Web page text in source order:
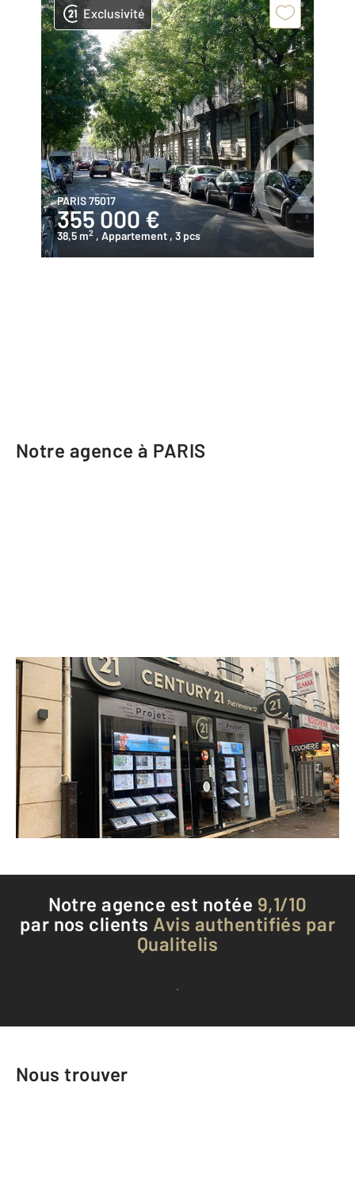
Exclusivité
PARIS 75017
355 000 €
38,5 m2 , Appartement , 3 pcs
Notre agence à PARIS
CENTURY 21 Patrimoine 17
52 rue des Moines
PARIS - 75017
Envoyer un message
Téléphoner à l'agence
Notre agence est notée 9,1/10
par nos clients Avis authentifiés par
Qualitelis
Voir tous les avis clients
Nous trouver